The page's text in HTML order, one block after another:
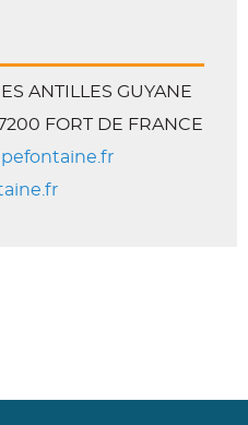
ANTILLES GUYANE
FORT DE FRANCE